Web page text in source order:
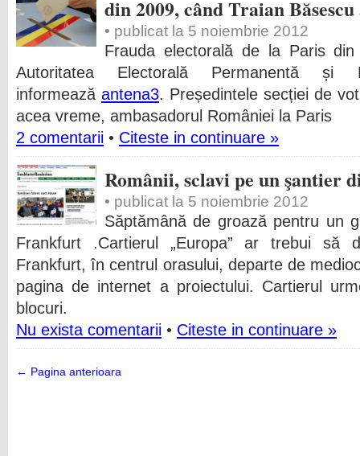
din 2009, când Traian
• publicat la 5 noiembrie 2012
Frauda electorală de la Paris
Autoritatea Electorală Permanentă și
informează antena3. Președintele secției de
acea vreme, ambasadorul României la Paris
2 comentarii • Citeste in continuare »
Românii, sclavi pe un şantier
• publicat la 5 noiembrie 2012
Săptămână de groază pentru un
Frankfurt .Cartierul „Europa” ar trebui să
Frankfurt, în centrul orasului, departe de
pagina de internet a proiectului. Cartierul
blocuri.
Nu exista comentarii • Citeste in continuare »
← Pagina anterioara